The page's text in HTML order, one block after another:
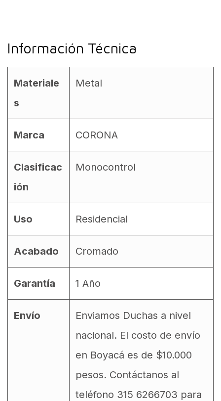
Información Técnica
Materiale
s
Metal
Marca CORONA
Clasificac
ión
Monocontrol
Uso Residencial
Acabado Cromado
Garantía 1 Año
Envío
Enviamos Duchas a nivel
nacional. El costo de envío
en Boyacá es de $10.000
pesos. Contáctanos al
teléfono 315 6266703 para